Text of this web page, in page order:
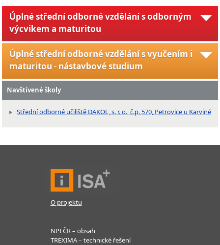
Úplné střední odborné vzdělání s odborným
výcvikem a maturitou
Úplné střední odborné vzdělání s vyučením i
maturitou - nástavbové studium
Navštívené školy
Střední odborné učiliště DAKOL, s. r. o., č.p. 570, Petrovice u Karviné
O projektu
NPI ČR – obsah
TREXIMA – technické řešení